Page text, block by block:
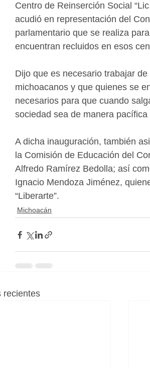
Centro de Reinserción Social
acudió en representación del
parlamentario que se realiza
encuentran recluidos en esos
Dijo que es necesario trabajar
michoacanos y que quienes se
necesarios para que cuando
sociedad sea de manera pacífica
A dicha inauguración, también
la Comisión de Educación del
Alfredo Ramírez Bedolla; así
Ignacio Mendoza Jiménez,
“Liberarte”.
Michoacán
recientes